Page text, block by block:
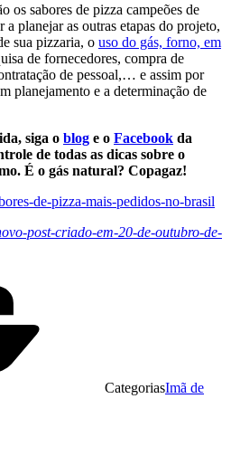
os sabores de pizza campeões de
a planejar as outras etapas do projeto,
sua pizzaria, o uso do gás, forno, em
de fornecedores, compra de
de pessoal,… e assim por
planejamento e a determinação de
siga o blog e o Facebook da
de todas as dicas sobre o
É o gás natural? Copagaz!
de-pizza-mais-pedidos-no-brasil
post-criado-em-20-de-outubro-de-
CategoriasImã de